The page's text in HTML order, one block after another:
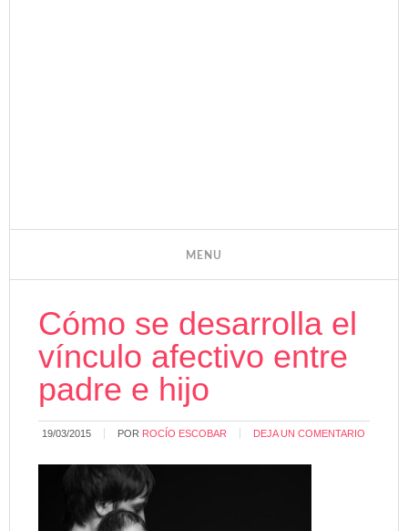
Cómo se desarrolla el
vínculo afectivo entre
padre e hijo
19/03/2015 POR ROCÍO ESCOBAR DEJA UN COMENTARIO